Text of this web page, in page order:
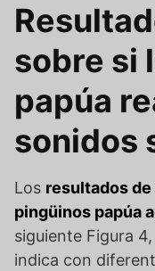
sobre si
papúa
sonidos
Los resultados
pingüinos papúa
siguiente Figura
indica con